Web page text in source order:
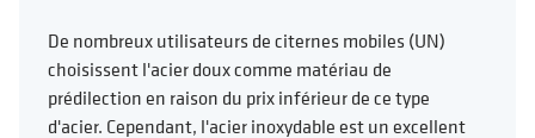
De nombreux utilisateurs de citernes mobiles (UN)
choisissent l'acier doux comme matériau de
prédilection en raison du prix inférieur de ce type
d'acier. Cependant, l'acier inoxydable est un excellent